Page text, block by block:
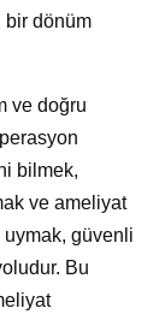
bir dönüm
ve doğru
bilmek,
ve ameliyat
uymak, güvenli
Bu